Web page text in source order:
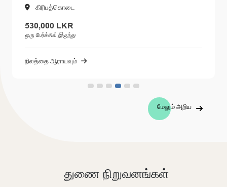
கிரிபத்கொடை
530,000 LKR
ஒரு பேர்ச்சில் இருந்து
நிலத்தை ஆராயவும்
மேலும் அறிய
துணை நிறுவனங்கள்